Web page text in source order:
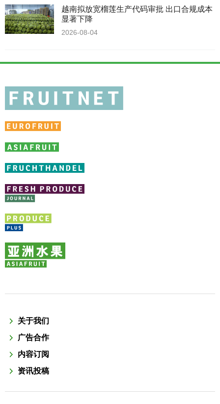
越南拟放宽榴莲生产代码审批 出口合规成本
显著下降
2026-08-04
关于我们
广告合作
内容订阅
资讯投稿